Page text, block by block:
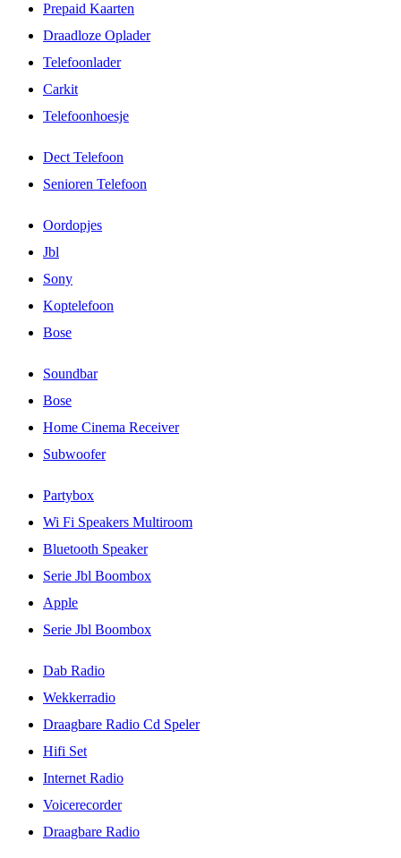
Prepaid Kaarten
Draadloze Oplader
Telefoonlader
Carkit
Telefoonhoesje
Dect Telefoon
Senioren Telefoon
Oordopjes
Jbl
Sony
Koptelefoon
Bose
Soundbar
Bose
Home Cinema Receiver
Subwoofer
Partybox
Wi Fi Speakers Multiroom
Bluetooth Speaker
Serie Jbl Boombox
Apple
Serie Jbl Boombox
Dab Radio
Wekkerradio
Draagbare Radio Cd Speler
Hifi Set
Internet Radio
Voicerecorder
Draagbare Radio